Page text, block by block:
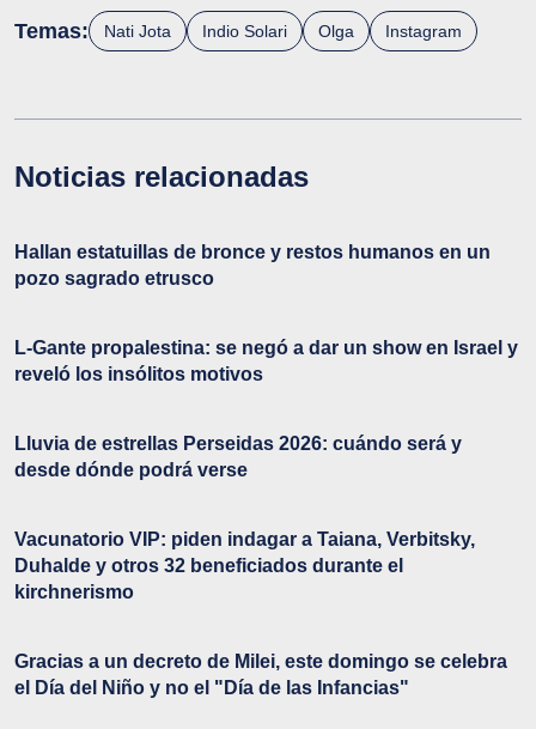
Temas: Nati Jota Indio Solari Olga Instagram
Noticias relacionadas
Hallan estatuillas de bronce y restos humanos en un
pozo sagrado etrusco
L-Gante propalestina: se negó a dar un show en Israel y
reveló los insólitos motivos
Lluvia de estrellas Perseidas 2026: cuándo será y
desde dónde podrá verse
Vacunatorio VIP: piden indagar a Taiana, Verbitsky,
Duhalde y otros 32 beneficiados durante el
kirchnerismo
Gracias a un decreto de Milei, este domingo se celebra
el Día del Niño y no el "Día de las Infancias"